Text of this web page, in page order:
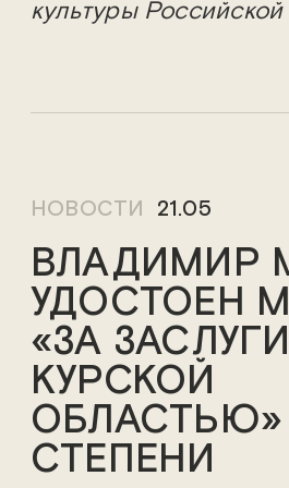
культуры
НОВОСТИ 21.05
ВЛАДИМИР
УДОСТОЕН
«ЗА
КУРСКОЙ
ОБЛАСТЬЮ»
СТЕПЕНИ